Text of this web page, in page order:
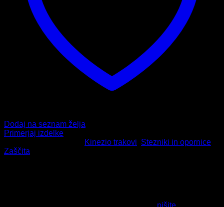
Dodaj na seznam želja
Primerjaj izdelke
Kinezio trakovi Stezniki in opornice
Zaščita
pišite